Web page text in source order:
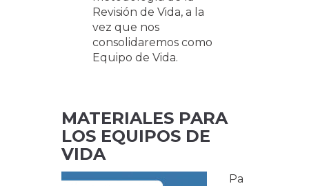
Revisión de Vida, a la
vez que nos
consolidaremos como
Equipo de Vida.
MATERIALES PARA
LOS EQUIPOS DE
VIDA
Pa